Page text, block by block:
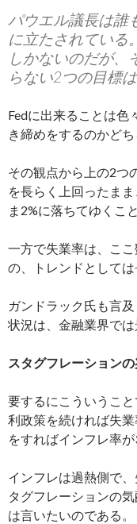
パウエル議長は誰
に立たされている
しかないのだが、
らない2つの目標
Fedに出来ることは色
き締めをするのかどち
その観点から上の2つ
を長らく上回ったま
ま2%に落ちてゆくこ
一方で失業率は、こ
の、トレンドとしては
ガンドラック氏も言
状況は、金融業界で
スタグフレーション
要するにこういうこ
利政策を続ければ失
をすればインフレ率
インフレは過熱側で
タグフレーションの
は言いたいのである。